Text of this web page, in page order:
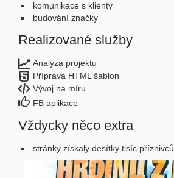
komunikace s klienty
budování značky
Realizované služby
Analýza projektu
Příprava HTML šablon
Vývoj na míru
FB aplikace
Vždycky něco extra
stránky získaly desítky tisíc příznivců